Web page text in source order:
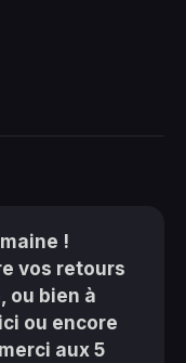
!
vos retours
, ou bien à
ou encore
aux 5